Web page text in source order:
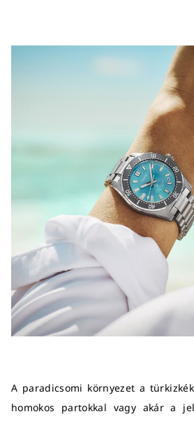
A paradicsomi környezet a
homokos partokkal vagy akár a